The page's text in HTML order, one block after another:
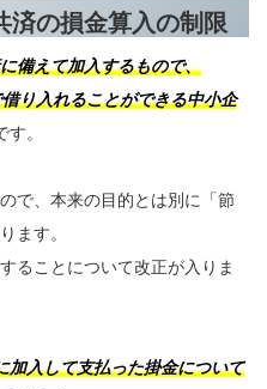
済の損金算入の制限
備えて加入するもので、
り入れることができる中小企
す。
で、本来の目的とは別に「節
ます。
ることについて改正が入りま
加入して支払った掛金について